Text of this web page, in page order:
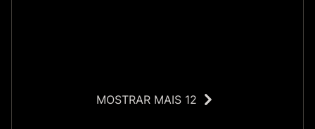
MOSTRAR MAIS 12